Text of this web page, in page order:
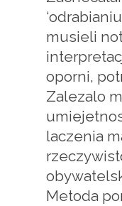
musieli
oporni,
Zalezalo
laczenia
Metoda